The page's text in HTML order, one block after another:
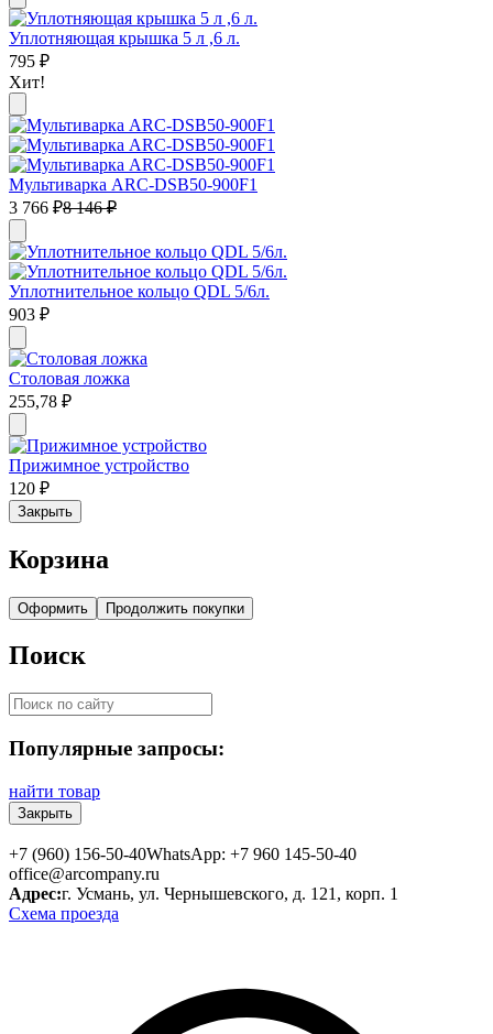
Уплотняющая крышка 5 л ,6 л.
795 ₽
Хит!
Мультиварка ARC-DSB50-900F1
3 766 ₽8 146₽
Уплотнительное кольцо QDL 5/6л.
903 ₽
Столовая ложка
255,78 ₽
Прижимное устройство
120 ₽
Закрыть
Корзина
Оформить Продолжить покупки
Поиск
Популярные запросы:
найти товар
Закрыть
+7 (960) 156-50-40WhatsApp: +7 960 145-50-40
office@arcompany.ru
Адрес:г. Усмань, ул. Чернышевского, д. 121, корп. 1
Схема проезда